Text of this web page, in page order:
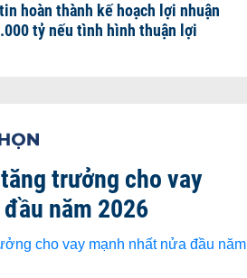
hoàn thành kế hoạch lợi nhuận
tỷ nếu tình hình thuận lợi
trưởng cho vay
năm 2026